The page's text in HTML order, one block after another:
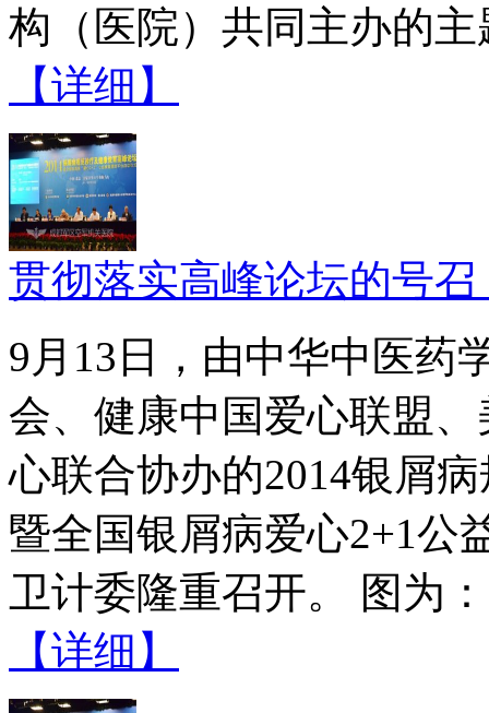
构（医院）共同主办的
【详细】
贯彻落实高峰论坛的号
9月13日，由中华中医药
会、健康中国爱心联盟
心联合协办的2014银屑
暨全国银屑病爱心2+1公
卫计委隆重召开。 图为
【详细】